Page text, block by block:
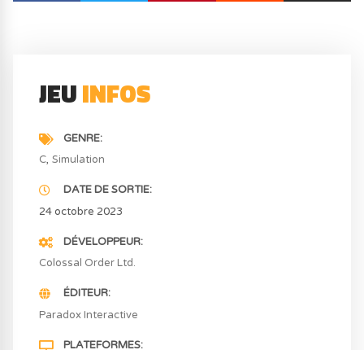
JEUINFOS
GENRE
C Simulation
DATE DE SORTIE
24 octobre 2023
DÉVELOPPEUR
Colossal Order Ltd.
ÉDITEUR
Paradox Interactive
PLATEFORMES